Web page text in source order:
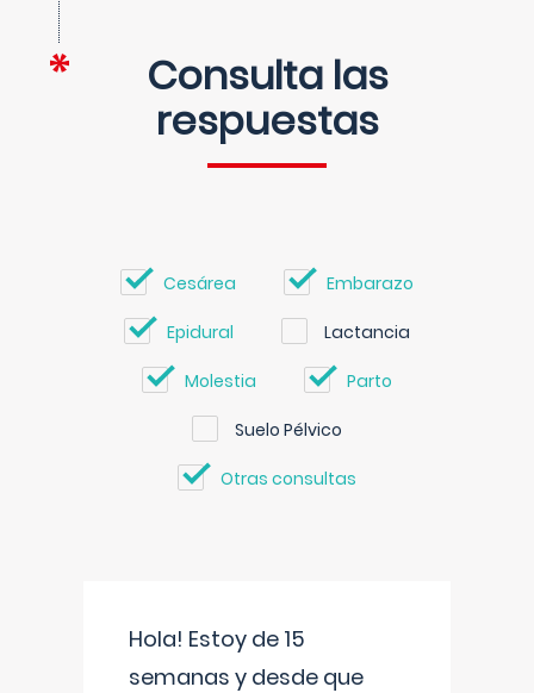
Consulta las
respuestas
Cesárea Embarazo
Epidural Lactancia
Molestia Parto
Suelo Pélvico
Otras consultas
Hola! Estoy de 15
semanas y desde que